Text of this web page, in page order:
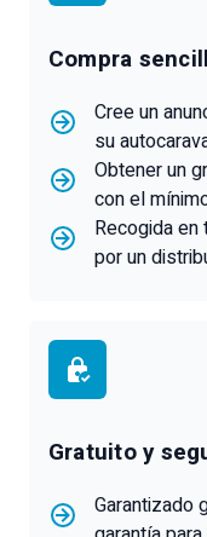
Compra
Cree un
su
Obtener un
con el
Recogida
por un
Gratuito y
Garantizado